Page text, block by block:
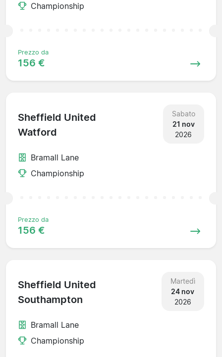
Championship
Prezzo da
156 €
Sheffield United
Watford
Sabato
21 nov
2026
Bramall Lane
Championship
Prezzo da
156 €
Sheffield United
Southampton
Martedì
24 nov
2026
Bramall Lane
Championship